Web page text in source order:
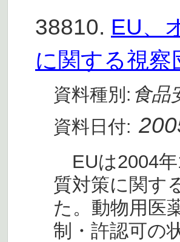
38810. EU、
に関する視察
資料種別: 食品
資料日付:
EUは2004年
質対策に関す
た。動物用医
制・許認可の